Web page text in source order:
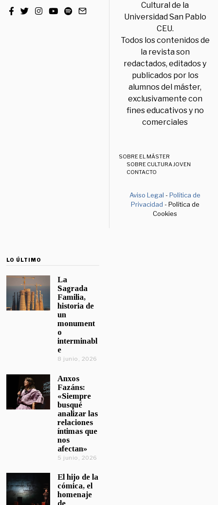
Cultural de la
Universidad San Pablo
CEU.
Todos los contenidos de
la revista son
redactados, editados y
publicados por los
alumnos del máster,
exclusivamente con
fines educativos y no
comerciales
SOBRE EL MÁSTER
SOBRE CULTURA JOVEN
CONTACTO
Aviso Legal -Política de
Privacidad - Política de
Cookies
LO ÚLTIMO
La
Sagrada
Familia,
historia de
un
monument
o
interminabl
e
8 junio, 2026
Anxos
Fazáns:
«Siempre
busqué
analizar las
relaciones
íntimas que
nos
afectan»
5 junio, 2026
El hijo de la
cómica, el
homenaje